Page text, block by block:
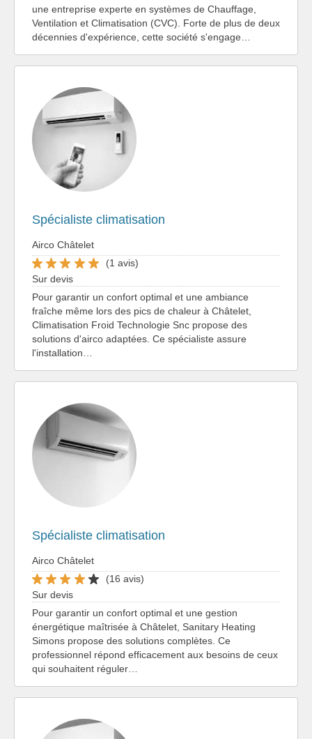
une entreprise experte en systèmes de Chauffage,
Ventilation et Climatisation (CVC). Forte de plus de deux
décennies d'expérience, cette société s'engage…
Spécialiste climatisation
Airco Châtelet
(1 avis)
Sur devis
Pour garantir un confort optimal et une ambiance
fraîche même lors des pics de chaleur à Châtelet,
Climatisation Froid Technologie Snc propose des
solutions d'airco adaptées. Ce spécialiste assure
l'installation…
Spécialiste climatisation
Airco Châtelet
(16 avis)
Sur devis
Pour garantir un confort optimal et une gestion
énergétique maîtrisée à Châtelet, Sanitary Heating
Simons propose des solutions complètes. Ce
professionnel répond efficacement aux besoins de ceux
qui souhaitent réguler…